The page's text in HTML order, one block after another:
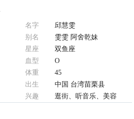
名字
邱慧雯
别名
雯雯 阿舍乾妹
星座
双鱼座
血型
O
体重
45
出生
中国 台湾苗栗县
兴趣 逛街、听音乐、美容